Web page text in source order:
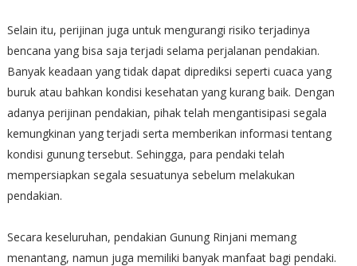
Selain itu, perijinan juga untuk mengurangi risiko terjadinya
bencana yang bisa saja terjadi selama perjalanan pendakian.
Banyak keadaan yang tidak dapat diprediksi seperti cuaca yang
buruk atau bahkan kondisi kesehatan yang kurang baik. Dengan
adanya perijinan pendakian, pihak telah mengantisipasi segala
kemungkinan yang terjadi serta memberikan informasi tentang
kondisi gunung tersebut. Sehingga, para pendaki telah
mempersiapkan segala sesuatunya sebelum melakukan
pendakian.
Secara keseluruhan, pendakian Gunung Rinjani memang
menantang, namun juga memiliki banyak manfaat bagi pendaki.